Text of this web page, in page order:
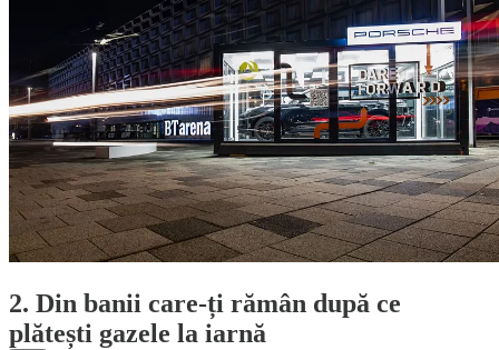
2. Din banii care-ți rămân după ce
plătești gazele la iarnă